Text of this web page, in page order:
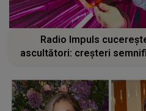
Radio Impuls
ascultători: creșteri